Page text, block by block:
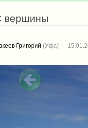
здесь
вершины
Григорий (Уфа) —